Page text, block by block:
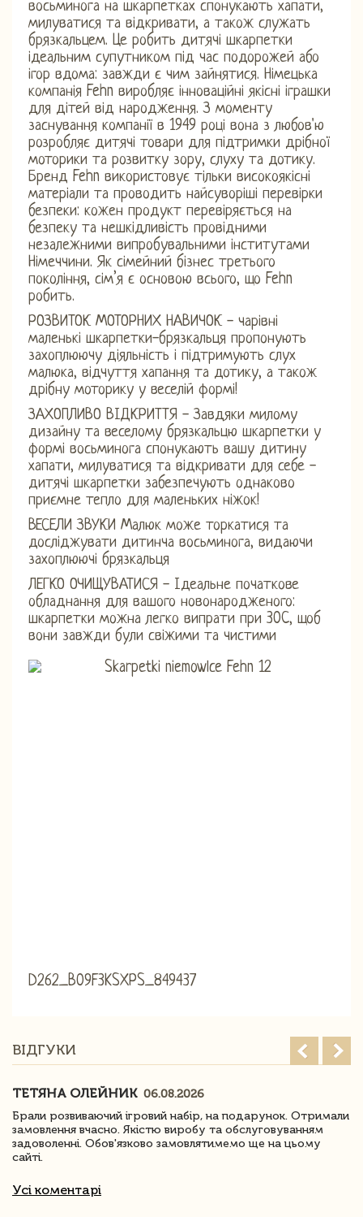
восьминога на шкарпетках спонукають хапати,
милуватися та відкривати, а також служать
брязкальцем. Це робить дитячі шкарпетки
ідеальним супутником під час подорожей або
ігор вдома: завжди є чим зайнятися. Німецька
компанія Fehn виробляє інноваційні якісні іграшки
для дітей від народження. З моменту
заснування компанії в 1949 році вона з любов'ю
розробляє дитячі товари для підтримки дрібної
моторики та розвитку зору, слуху та дотику.
Бренд Fehn використовує тільки високоякісні
матеріали та проводить найсуворіші перевірки
безпеки: кожен продукт перевіряється на
безпеку та нешкідливість провідними
незалежними випробувальними інститутами
Німеччини. Як сімейний бізнес третього
покоління, сім’я є основою всього, що Fehn
робить.
РОЗВИТОК МОТОРНИХ НАВИЧОК - чарівні
маленькі шкарпетки-брязкальця пропонують
захоплюючу діяльність і підтримують слух
малюка, відчуття хапання та дотику, а також
дрібну моторику у веселій формі!
ЗАХОПЛИВО ВІДКРИТТЯ - Завдяки милому
дизайну та веселому брязкальцю шкарпетки у
формі восьминога спонукають вашу дитину
хапати, милуватися та відкривати для себе -
дитячі шкарпетки забезпечують однаково
приємне тепло для маленьких ніжок!
ВЕСЕЛИ ЗВУКИ Малюк може торкатися та
досліджувати дитинча восьминога, видаючи
захоплюючі брязкальця
ЛЕГКО ОЧИЩУВАТИСЯ - Ідеальне початкове
обладнання для вашого новонародженого:
шкарпетки можна легко випрати при 30C, щоб
вони завжди були свіжими та чистими
D262_B09F3KSXPS_849437
ВІДГУКИ
ТЕТЯНА ОЛЕЙНИК 06.08.2026
Брали розвиваючий ігровий набір, на подарунок. Отримали
замовлення вчасно. Якістю виробу та обслуговуванням
задоволенні. Обов'язково замовлятимемо ще на цьому
сайті.
Усі коментарі